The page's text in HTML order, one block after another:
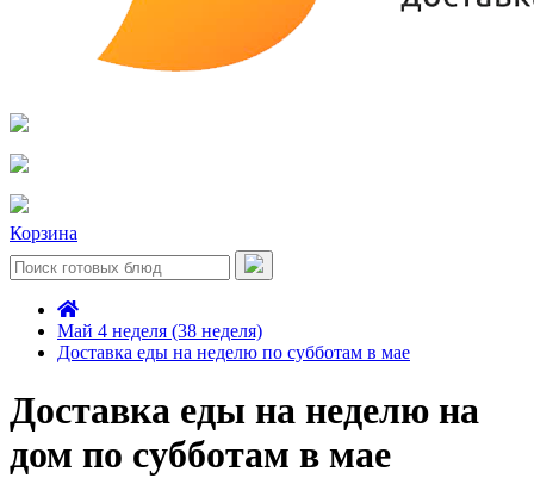
Корзина
Май 4 неделя (38 неделя)
Доставка еды на неделю по субботам в мае
Доставка еды на неделю на
дом по субботам в мае